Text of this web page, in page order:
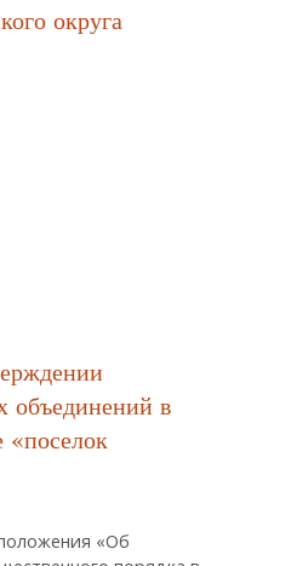
округа
«поселок Палана»
объединений в
«поселок
«Об